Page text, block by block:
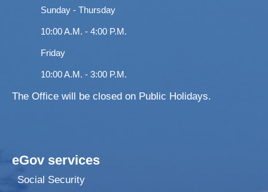
Sunday - Thursday
10:00 A.M. - 4:00 P.M.
Friday
10:00 A.M. - 3:00 P.M.
The Office will be closed on Public Holidays.
eGov services
Social Security